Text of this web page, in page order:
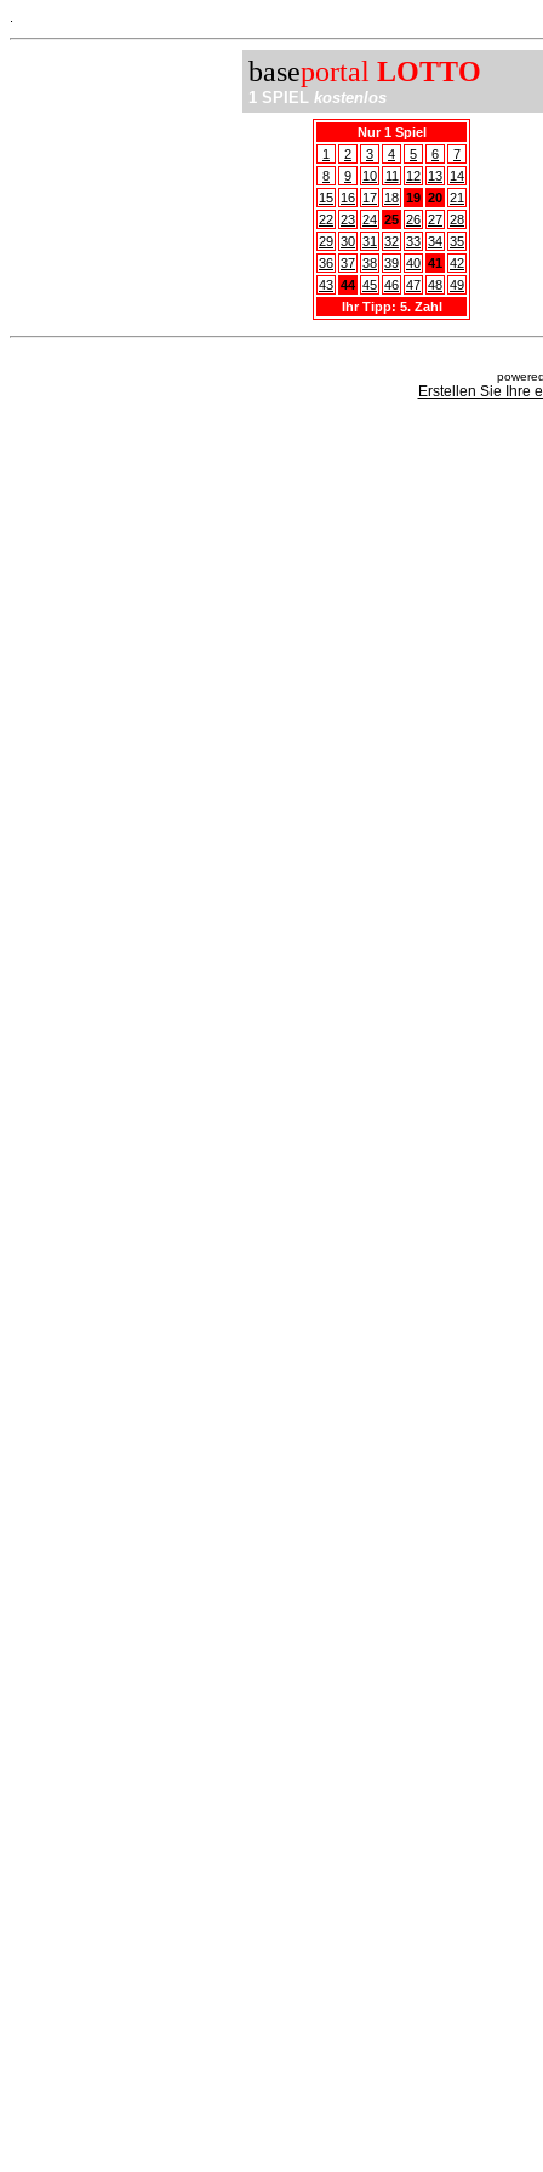
baseportal LOTTO
1 SPIEL kostenlos
Nur 1 Spiel
1
2 3 4 5 6
7
8
9 10 11 12 13 14
15 16 17 18 19 20 21
22 23 24 25 26 27 28
29 30 31 32 33 34 35
36 37 38 39 40 41 42
43 44 45 46 47 48 49
Ihr Tipp: 5. Zahl
Erstellen Sie Ihre